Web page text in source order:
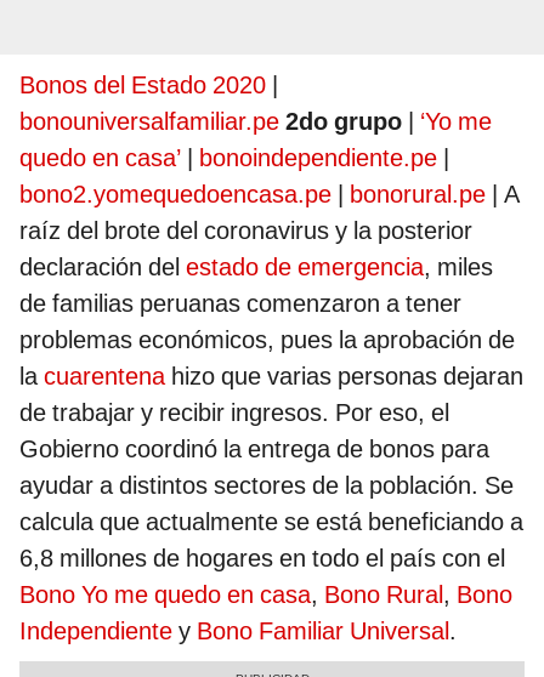
Bonos del Estado 2020 |
bonouniversalfamiliar.pe 2do grupo | ‘Yo me
quedo en casa’ | bonoindependiente.pe |
bono2.yomequedoencasa.pe | bonorural.pe | A
raíz del brote del coronavirus y la posterior
declaración del estado de emergencia, miles
de familias peruanas comenzaron a tener
problemas económicos, pues la aprobación de
lacuarentena hizo que varias personas dejaran
de trabajar y recibir ingresos. Por eso, el
Gobierno coordinó la entrega de bonos para
ayudar a distintos sectores de la población. Se
calcula que actualmente se está beneficiando a
6,8 millones de hogares en todo el país con el
Bono Yo me quedo en casa, Bono Rural, Bono
Independiente y Bono Familiar Universal.